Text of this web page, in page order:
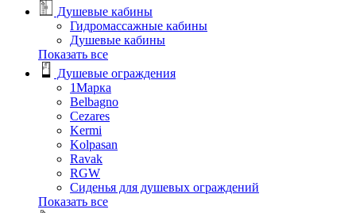
Душевые кабины
Гидромассажные кабины
Душевые кабины
Показать все
Душевые ограждения
1Марка
Belbagno
Cezares
Kermi
Kolpasan
Ravak
RGW
Сиденья для душевых ограждений
Показать все